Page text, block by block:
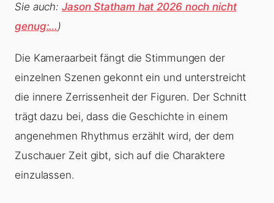
Sie auch:Jason Statham hat 2026 noch nicht
genug:…)
Die Kameraarbeit fängt die Stimmungen der
einzelnen Szenen gekonnt ein und unterstreicht
die innere Zerrissenheit der Figuren. Der Schnitt
trägt dazu bei, dass die Geschichte in einem
angenehmen Rhythmus erzählt wird, der dem
Zuschauer Zeit gibt, sich auf die Charaktere
einzulassen.